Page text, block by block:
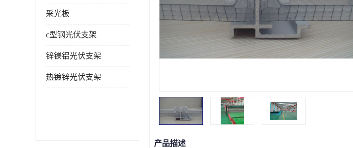
采光板
c型钢光伏支架
锌镁铝光伏支架
热镀锌光伏支架
产品描述